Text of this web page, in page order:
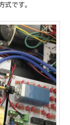
式です。